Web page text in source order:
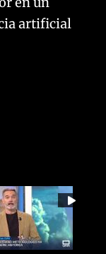
artificial